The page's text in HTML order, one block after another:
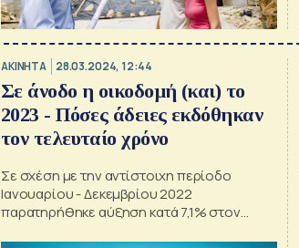
ΑΚΙΝΗΤΑ 28.03.2024, 12:44
Σε άνοδο η οικοδομή (και) το
2023 - Πόσες άδειες εκδόθηκαν
τον τελευταίο χρόνο
Σε σχέση με την αντίστοιχη περίοδο
Ιανουαρίου - Δεκεμβρίου 2022
παρατηρήθηκε αύξηση κατά 7,1% στον